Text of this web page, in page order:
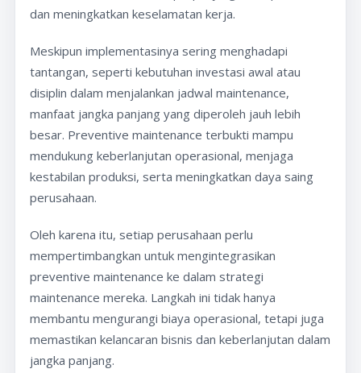
dan meningkatkan keselamatan kerja.
Meskipun implementasinya sering menghadapi
tantangan, seperti kebutuhan investasi awal atau
disiplin dalam menjalankan jadwal maintenance,
manfaat jangka panjang yang diperoleh jauh lebih
besar. Preventive maintenance terbukti mampu
mendukung keberlanjutan operasional, menjaga
kestabilan produksi, serta meningkatkan daya saing
perusahaan.
Oleh karena itu, setiap perusahaan perlu
mempertimbangkan untuk mengintegrasikan
preventive maintenance ke dalam strategi
maintenance mereka. Langkah ini tidak hanya
membantu mengurangi biaya operasional, tetapi juga
memastikan kelancaran bisnis dan keberlanjutan dalam
jangka panjang.